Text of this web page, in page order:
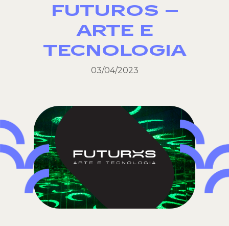
FUTUROS –
ARTE E
TECNOLOGIA
03/04/2023